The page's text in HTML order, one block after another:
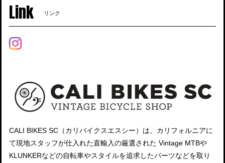
Link リンク
CALI BIKES SC（カリバイクスエスシー）は、カリフォルニアに
て現地スタッフが仕入れた直輸入の厳選された Vintage MTBや
KLUNKERなどの自転車やスタイルを追求したパーツなどを取り